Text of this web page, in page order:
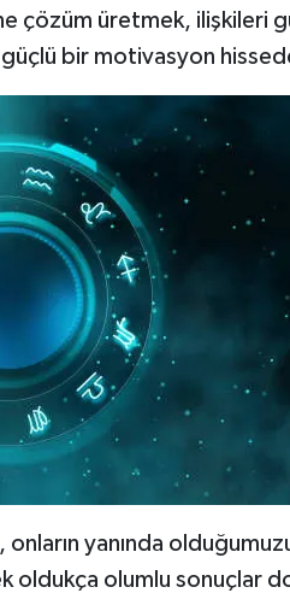
çözüm üretmek, ilişkileri
güçlü bir motivasyon
yanında
oldukça olumlu sonuçlar